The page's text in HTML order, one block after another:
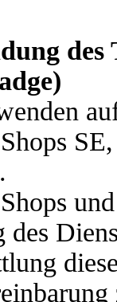
des
des